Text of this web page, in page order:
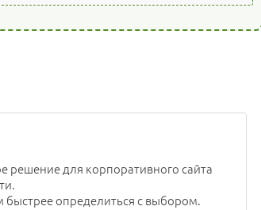
решение для корпоративного сайта
определиться с выбором.